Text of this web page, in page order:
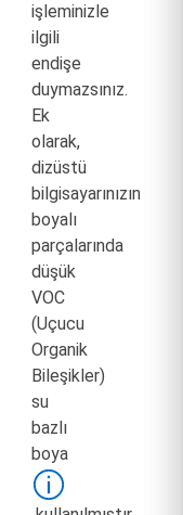
işleminizle
ilgili
endişe
duymazsınız.
Ek
olarak,
dizüstü
bilgisayarınızın
boyalı
parçalarında
düşük
VOC
(Uçucu
Organik
Bileşikler)
su
bazlı
boya